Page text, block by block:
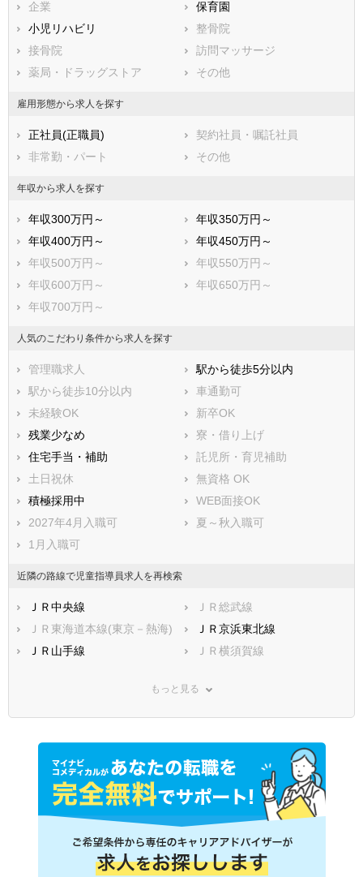
兵庫県
鳥取県
広島県
徳島県
香川県
愛媛県
鹿児島県
企業
保育園
小児リハビリ
整骨院
接骨院
訪問マッサージ
薬局・ドラッグストア
その他
雇用形態から求人を探す
正社員(正職員)
契約社員・嘱託社員
非常勤・パート
その他
年収から求人を探す
年収300万円～
年収350万円～
年収400万円～
年収450万円～
年収500万円～
年収550万円～
年収600万円～
年収650万円～
年収700万円～
人気のこだわり条件から求人を探す
管理職求人
駅から徒歩5分以内
駅から徒歩10分以内
車通勤可
未経験OK
新卒OK
残業少なめ
寮・借り上げ
住宅手当・補助
託児所・育児補助
土日祝休
無資格 OK
積極採用中
WEB面接OK
2027年4月入職可
夏～秋入職可
1月入職可
近隣の路線で児童指導員求人を再検索
ＪＲ中央線
ＪＲ総武線
ＪＲ東海道本線(東京－熱海)
ＪＲ京浜東北線
ＪＲ山手線
ＪＲ横須賀線
ＪＲ青梅線
ＪＲ五日市線
ＪＲ八高線
ＪＲ埼京線
ＪＲ高崎線
ＪＲ京葉線(東京－蘇我)
ＪＲ中央本線(東京－松本)
ＪＲ湘南新宿ライン線(赤羽
－武蔵小杉)
西武新宿線
西武池袋線
西武有楽町線
西武国分寺線
もっと見る